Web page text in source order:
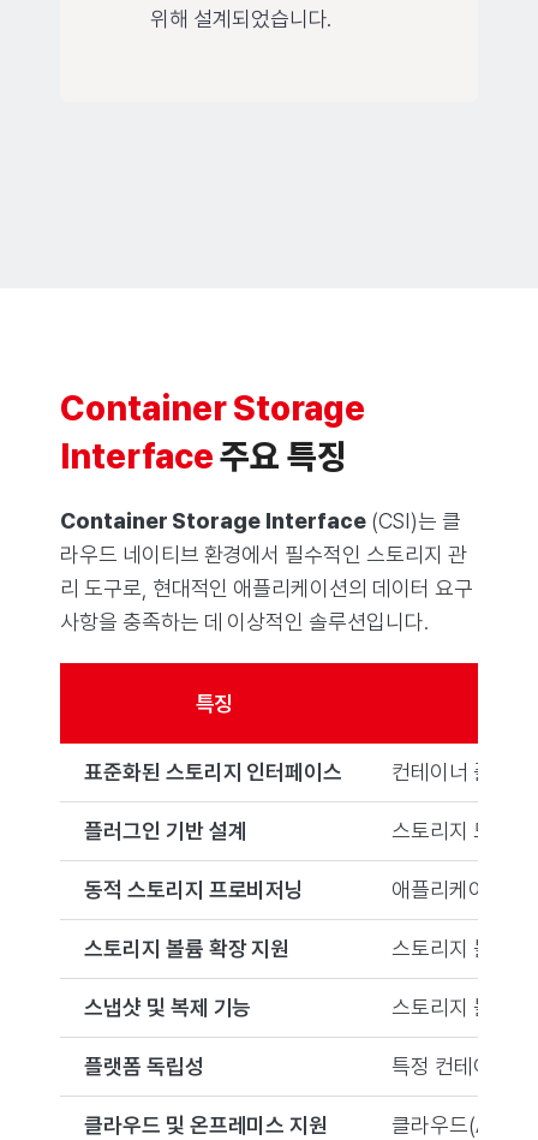
위해 설계되었습니다.
Container Storage
Interface주요 특징
Container Storage Interface(CSI)는 클
라우드 네이티브 환경에서 필수적인 스토리지 관
리 도구로, 현대적인 애플리케이션의 데이터 요구
사항을 충족하는 데 이상적인 솔루션입니다.
특징
표준화된 스토리지 인터페이스 컨테이너 플랫
플러그인 기반 설계 스토리지 드라이
동적 스토리지 프로비저닝 애플리케이션 요
스토리지 볼륨 확장 지원 스토리지 볼륨의
스냅샷 및 복제 기능 스토리지 볼륨의
플랫폼 독립성 특정 컨테이너
클라우드 및 온프레미스 지원 클라우드(AWS,